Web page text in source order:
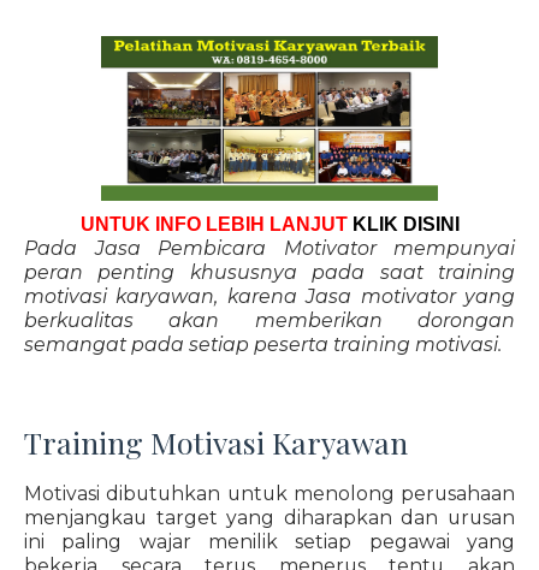
UNTUK INFO LEBIH LANJUT KLIK DISINI
Pada Jasa Pembicara Motivator mempunyai
peran penting khususnya pada saat training
motivasi karyawan, karena Jasa motivator yang
berkualitas akan memberikan dorongan
semangat pada setiap peserta training motivasi.
Training Motivasi Karyawan
Motivasi dibutuhkan untuk menolong perusahaan
menjangkau target yang diharapkan dan urusan
ini paling wajar menilik setiap pegawai yang